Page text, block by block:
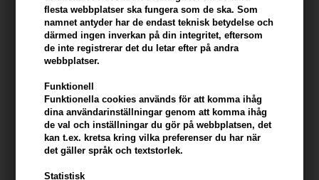
flesta webbplatser ska fungera som de ska. Som
namnet antyder har de endast teknisk betydelse och
därmed ingen inverkan på din integritet, eftersom
de inte registrerar det du letar efter på andra
webbplatser.
Funktionell
Funktionella cookies används för att komma ihåg
dina användarinställningar genom att komma ihåg
de val och inställningar du gör på webbplatsen, det
kan t.ex. kretsa kring vilka preferenser du har när
det gäller språk och textstorlek.
Statistisk
Kerastase Densifique Bain Densite Shampoo
egenskaper
Detta schampo ger hårets fyllighet samtidigt som det stärker håret.
kvalitet.
Använda Kerastase Bain Densite
- Fördela produkten i vått hår
- Massera in i håret
- Skölj sedan håret ordentligt